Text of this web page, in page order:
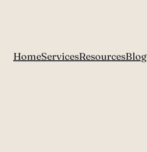
HomeServicesResourcesBlog